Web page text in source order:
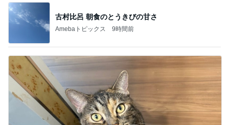
ご飯と聞こえるかのような鳴き声
記事を読む
夜寝る時のふとんが違う毎日の習慣
Amebaトピックス 9時間前